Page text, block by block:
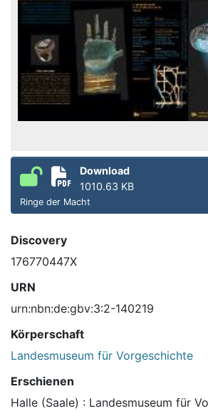
Download
1010.63 KB
Ringe der Macht
Discovery
176770447X
URN
urn:nbn:de:gbv:3:2-140219
Körperschaft
Landesmuseum für Vorgeschichte
Erschienen
Halle (Saale) : Landesmuseum für